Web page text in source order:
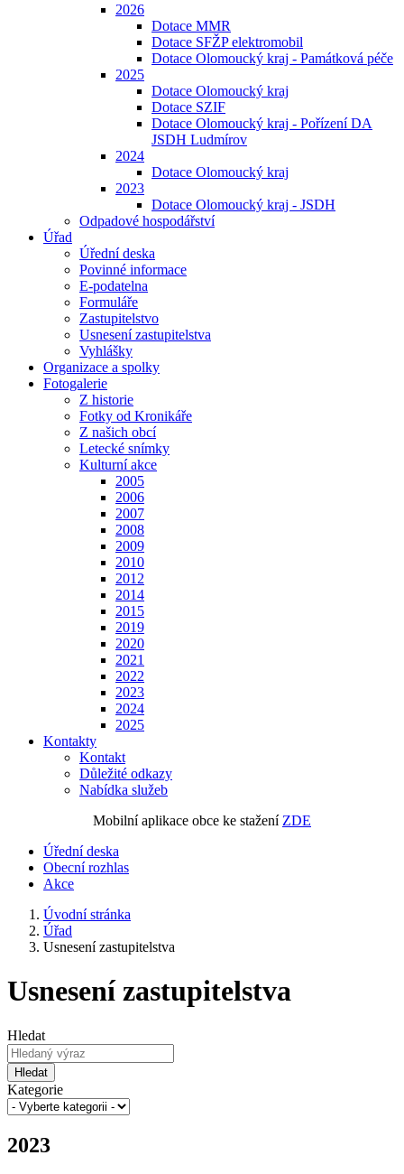
2026
Dotace MMR
Dotace SFŽP elektromobil
Dotace Olomoucký kraj - Památková péče
2025
Dotace Olomoucký kraj
Dotace SZIF
Dotace Olomoucký kraj - Pořízení DA
JSDH Ludmírov
2024
Dotace Olomoucký kraj
2023
Dotace Olomoucký kraj - JSDH
Odpadové hospodářství
Úřad
Úřední deska
Povinné informace
E-podatelna
Formuláře
Zastupitelstvo
Usnesení zastupitelstva
Vyhlášky
Organizace a spolky
Fotogalerie
Z historie
Fotky od Kronikáře
Z našich obcí
Letecké snímky
Kulturní akce
2005
2006
2007
2008
2009
2010
2012
2014
2015
2019
2020
2021
2022
2023
2024
2025
Kontakty
Kontakt
Důležité odkazy
Nabídka služeb
Mobilní aplikace obce ke stažení ZDE
Úřední deska
Obecní rozhlas
Akce
Úvodní stránka
Úřad
Usnesení zastupitelstva
Usnesení zastupitelstva
Hledat
Hledat
Kategorie
2023